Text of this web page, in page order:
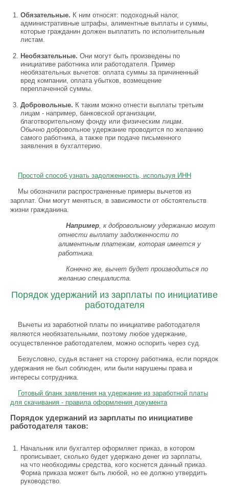
Обязательные. К ним относят: подоходный налог,
административные штрафы, алиментные выплаты и суммы,
которые гражданин должен выплатить по исполнительным
листам.
Необязательные. Они могут быть произведены по
инициативе работника или работодателя. Пример
необязательных вычетов: оплата суммы за причиненный
вред компании, оплата убытков, возмещение
переплаченной суммы.
Добровольные. К таким можно отнести выплаты третьим
лицам - например, банковской организации,
благотворительному фонду или физическим лицам.
Обычно добровольное удержание проводится по желанию
самого работника, а также при подаче письменного
заявления в бухгалтерию.
Простой способ узнать задолженность, используя ИНН
Мы обозначили распространенные примеры вычетов из
зарплат. Они могут меняться, в зависимости от обстоятельств
жизни гражданина.
Например, к добровольному удержанию могут
отнести выплату задолженности по
алиментным платежам, которая имеется у
работника.
Конечно же, вычет будет производиться по
желанию специалиста.
Порядок удержаний из зарплаты по инициативе
работодателя
Вычеты из заработной платы по инициативе работодателя
являются необязательными, поэтому любое удержание,
осуществленное работодателем, можно оспорить через суд.
Безусловно, судья встанет на сторону работника, если порядок
удержания не был соблюден, или были нарушены права и
интересы сотрудника.
Готовый бланк заявления на удержание из заработной платы
для скачивания - правила оформления документа
Порядок удержаний из зарплаты по инициативе
работодателя таков:
Начальник или бухгалтер оформляет приказ, в котором
прописывает, сколько будет удержано денег из зарплаты,
на что необходимы средства, кого коснется данный приказ.
Форма приказа может быть любой, но ее должно утвердить
руководство.